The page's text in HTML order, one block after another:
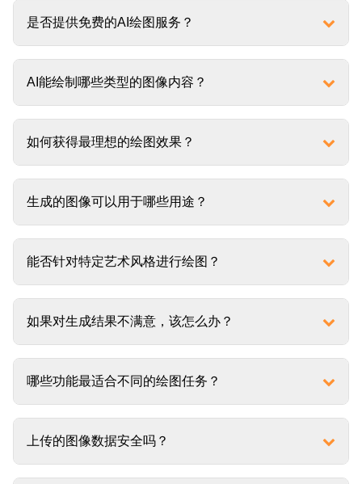
是否提供免费的AI绘图服务？
AI能绘制哪些类型的图像内容？
如何获得最理想的绘图效果？
生成的图像可以用于哪些用途？
能否针对特定艺术风格进行绘图？
如果对生成结果不满意，该怎么办？
哪些功能最适合不同的绘图任务？
上传的图像数据安全吗？